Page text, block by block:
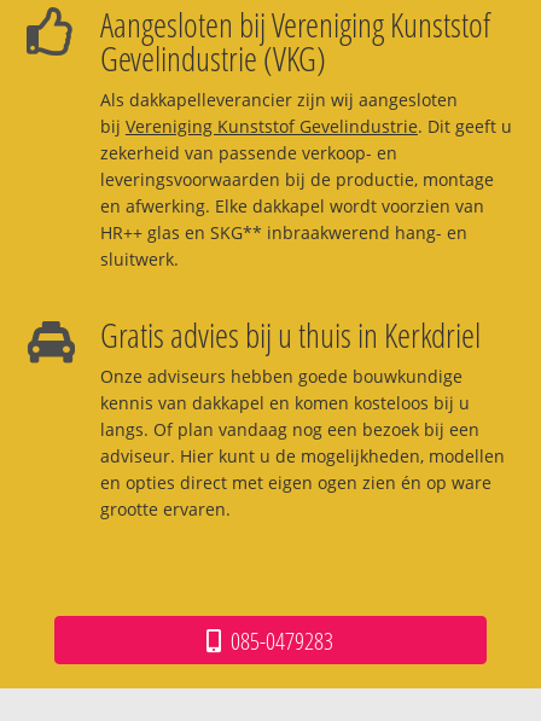
Aangesloten bij Vereniging Kunststof
Gevelindustrie (VKG)
Als dakkapelleverancier zijn wij aangesloten
bij Vereniging Kunststof Gevelindustrie. Dit geeft u
zekerheid van passende verkoop- en
leveringsvoorwaarden bij de productie, montage
en afwerking. Elke dakkapel wordt voorzien van
HR++ glas en SKG** inbraakwerend hang- en
sluitwerk.
Gratis advies bij u thuis in Kerkdriel
Onze adviseurs hebben goede bouwkundige
kennis van dakkapel en komen kosteloos bij u
langs. Of plan vandaag nog een bezoek bij een
adviseur. Hier kunt u de mogelijkheden, modellen
en opties direct met eigen ogen zien én op ware
grootte ervaren.
085-0479283